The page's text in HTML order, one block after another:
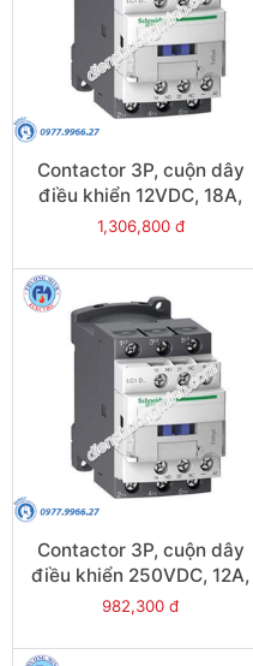
Contactor 3P, cuộn dây
điều khiển 12VDC, 18A,
1N/O, 1N/C - Model
1,306,800 đ
Contactor 3P, cuộn dây
điều khiển 250VDC, 12A,
1N/O, 1N/C - Model
982,300 đ